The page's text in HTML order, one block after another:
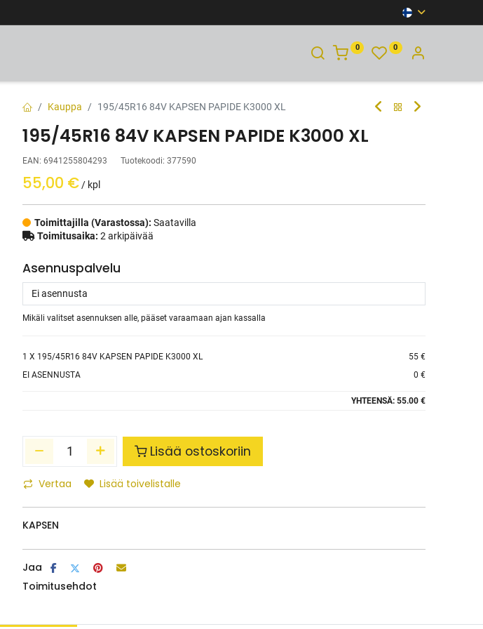
0 0
Kauppa 195/45R16 84V KAPSEN PAPIDE K3000 XL
195/45R16 84V KAPSEN PAPIDE K3000 XL
EAN: 6941255804293 Tuotekoodi: 377590
55,00 € / kpl
Toimittajilla (Varastossa): Saatavilla
Toimitusaika: 2 arkipäivää
Asennuspalvelu
Mikäli valitset asennuksen alle, pääset varaamaan ajan kassalla
1 X 195/45R16 84V KAPSEN PAPIDE K3000 XL
55 €
EI ASENNUSTA
0 €
YHTEENSÄ: 55.00 €
Lisää ostoskoriin
Vertaa Lisää toivelistalle
KAPSEN
Jaa
Toimitusehdot